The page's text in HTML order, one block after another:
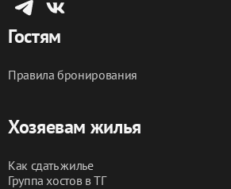
Гостям
Правила бронирования
Хозяевам жилья
Как сдать жилье
Группа хостов в ТГ